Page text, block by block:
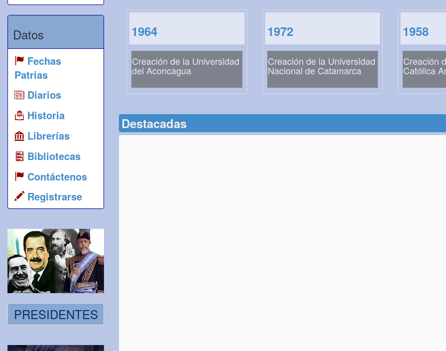
Datos
Fechas
Patrias
Diarios
Historia
Librerías
Bibliotecas
Contáctenos
Registrarse
PRESIDENTES
1964
Creación de la Universidad
del Aconcagua
1972
Creación de la Universidad
Nacional de Catamarca
1958
Creación
Católica
Destacadas